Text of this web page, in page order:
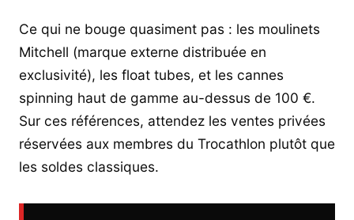
Ce qui ne bouge quasiment pas : les moulinets
Mitchell (marque externe distribuée en
exclusivité), les float tubes, et les cannes
spinning haut de gamme au-dessus de 100 €.
Sur ces références, attendez les ventes privées
réservées aux membres du Trocathlon plutôt que
les soldes classiques.